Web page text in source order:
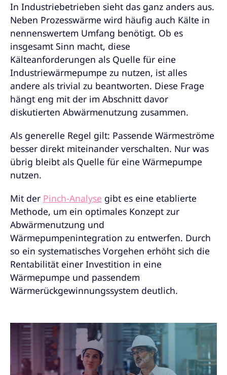
In Industriebetrieben sieht das ganz anders aus.
Neben Prozesswärme wird häufig auch Kälte in
nennenswertem Umfang benötigt. Ob es
insgesamt Sinn macht, diese
Kälteanforderungen als Quelle für eine
Industriewärmepumpe zu nutzen, ist alles
andere als trivial zu beantworten. Diese Frage
hängt eng mit der im Abschnitt davor
diskutierten Abwärmenutzung zusammen.
Als generelle Regel gilt: Passende Wärmeströme
besser direkt miteinander verschalten. Nur was
übrig bleibt als Quelle für eine Wärmepumpe
nutzen.
Mit der Pinch-Analyse gibt es eine etablierte
Methode, um ein optimales Konzept zur
Abwärmenutzung und
Wärmepumpenintegration zu entwerfen. Durch
so ein systematisches Vorgehen erhöht sich die
Rentabilität einer Investition in eine
Wärmepumpe und passendem
Wärmerückgewinnungssystem deutlich.